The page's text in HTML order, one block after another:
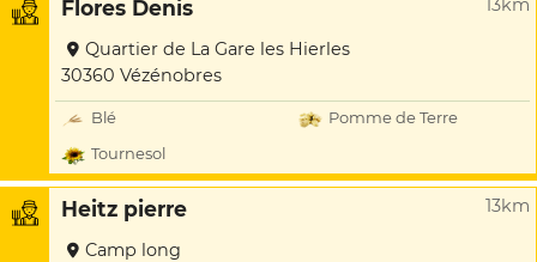
Flores Denis 13km
Quartier de La Gare les Hierles
30360 Vézénobres
Blé
Pomme de Terre
Tournesol
Heitz pierre 13km
Camp long